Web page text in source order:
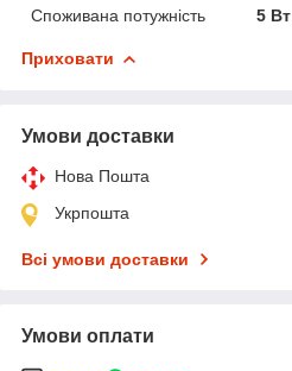
Споживана потужність 5 Вт
Приховати
Умови доставки
Нова Пошта
Укрпошта
Всі умови доставки
Умови оплати